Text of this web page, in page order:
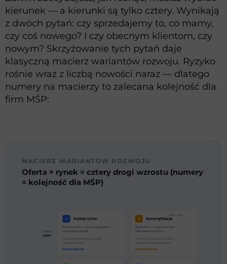
kierunek — a kierunki są tylko cztery. Wynikają
z dwóch pytań: czy sprzedajemy to, co mamy,
czy coś nowego? I czy obecnym klientom, czy
nowym? Skrzyżowanie tych pytań daje
klasyczną macierz wariantów rozwoju. Ryzyko
rośnie wraz z liczbą nowości naraz — dlatego
numery na macierzy to zalecana kolejność dla
firm MŚP:
MACIERZ WARIANTÓW ROZWOJU
Oferta × rynek = cztery drogi wzrostu (numery
= kolejność dla MŚP)
RYNEK
NOWY
2 Rozwój rynku
Ta sama oferta — nowym segmentom
lub w nowym regionie
Wymaga: marketingu i sprzedaży
RYZYKO: ŚREDNIE
4 Dywersyfikacja
Nowa oferta — nowym klientom.
Dwie niewiadome naraz
W MŚP: ostatni wybór lub żaden —
najczęstsze źródło rozproszenia
RYZYKO: WYSOKIE
ryzyko rośnie ↗